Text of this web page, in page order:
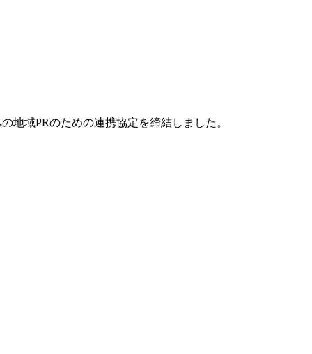
地域PRのための連携協定を締結しました。